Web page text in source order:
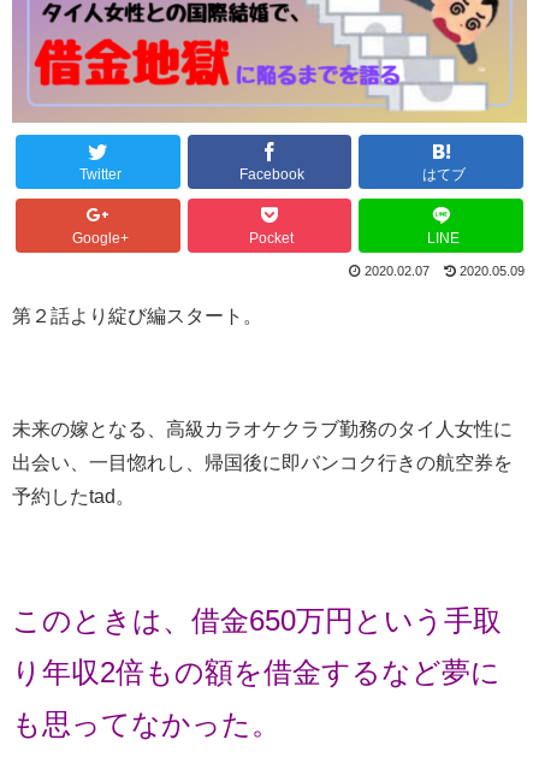
Twitter Facebook はてブ
Google+ Pocket LINE
2020.02.07 2020.05.09
第２話より綻び編スタート。
未来の嫁となる、高級カラオケクラブ勤務のタイ人女性に
出会い、一目惚れし、帰国後に即バンコク行きの航空券を
予約したtad。
このときは、借金650万円という手取
り年収2倍もの額を借金するなど夢に
も思ってなかった。